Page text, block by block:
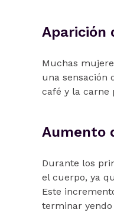
Aparición
Muchas
una sensación
café y la carne
Aumento
Durante los
el cuerpo, ya
Este
terminar